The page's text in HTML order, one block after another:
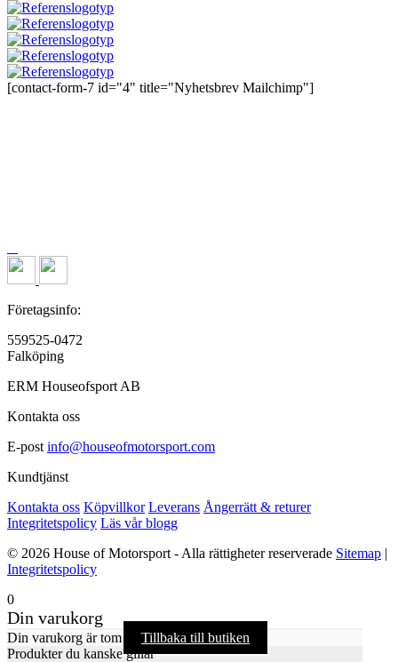
[contact-form-7 id="4" title="Nyhetsbrev Mailchimp"]
Företagsinfo:
559525-0472
Falköping
ERM Houseofsport AB
Kontakta oss
E-post info@houseofmotorsport.com
Kundtjänst
Kontakta oss Köpvillkor Leverans Ångerrätt & returer
Integritetspolicy Läs vår blogg
© 2026 House of Motorsport - Alla rättigheter reserverade Sitemap |
Integritetspolicy
0
Din varukorg
Din varukorg är tom
Tillbaka till butiken
Produkter du kanske gillar